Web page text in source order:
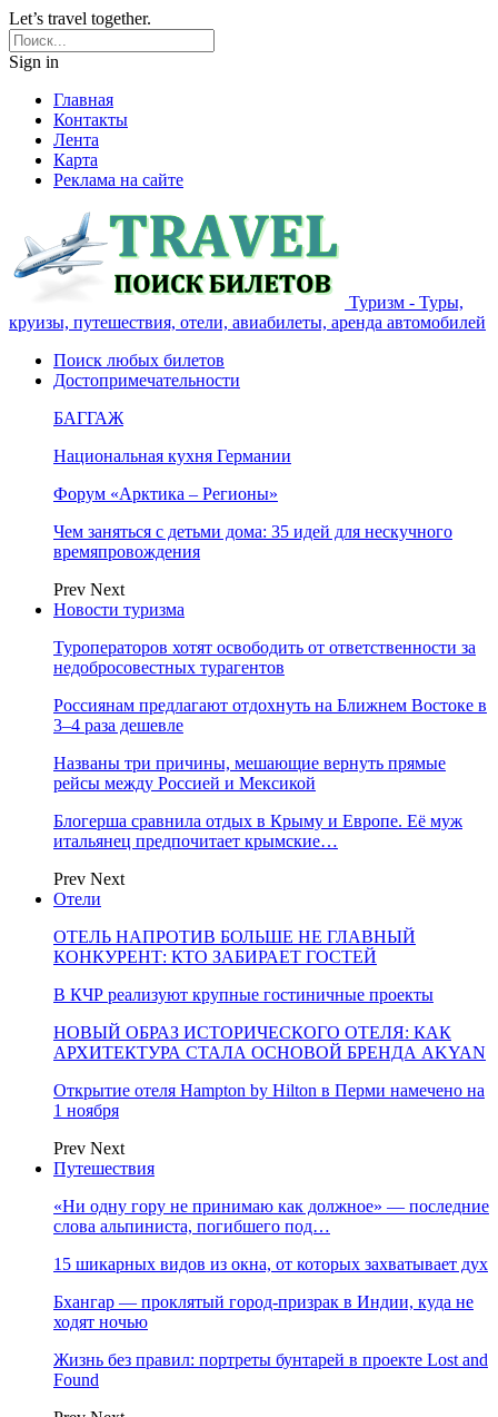
Let’s travel together.
Sign in
Главная
Контакты
Лента
Карта
Реклама на сайте
Туризм - Туры,
круизы, путешествия, отели, авиабилеты, аренда автомобилей
Поиск любых билетов
Достопримечательности
БАГГАЖ
Национальная кухня Германии
Форум «Арктика – Регионы»
Чем заняться с детьми дома: 35 идей для нескучного
времяпровождения
Prev Next
Новости туризма
Туроператоров хотят освободить от ответственности за
недобросовестных турагентов
Россиянам предлагают отдохнуть на Ближнем Востоке в
3–4 раза дешевле
Названы три причины, мешающие вернуть прямые
рейсы между Россией и Мексикой
Блогерша сравнила отдых в Крыму и Европе. Её муж
итальянец предпочитает крымские…
Prev Next
Отели
ОТЕЛЬ НАПРОТИВ БОЛЬШЕ НЕ ГЛАВНЫЙ
КОНКУРЕНТ: КТО ЗАБИРАЕТ ГОСТЕЙ
В КЧР реализуют крупные гостиничные проекты
НОВЫЙ ОБРАЗ ИСТОРИЧЕСКОГО ОТЕЛЯ: КАК
АРХИТЕКТУРА СТАЛА ОСНОВОЙ БРЕНДА AKYAN
Открытие отеля Hampton by Hilton в Перми намечено на
1 ноября
Prev Next
Путешествия
«Ни одну гору не принимаю как должное» — последние
слова альпиниста, погибшего под…
15 шикарных видов из окна, от которых захватывает дух
Бхангар — проклятый город-призрак в Индии, куда не
ходят ночью
Жизнь без правил: портреты бунтарей в проекте Lost and
Found